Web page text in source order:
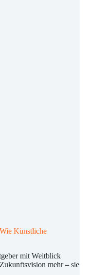
Künstliche
mit Weitblick
mehr – sie